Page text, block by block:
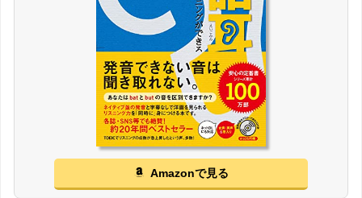
Amazonで見る